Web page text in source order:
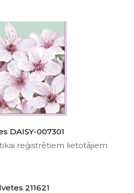
DAISY-007301
reģistrētiem lietotājiem
211621